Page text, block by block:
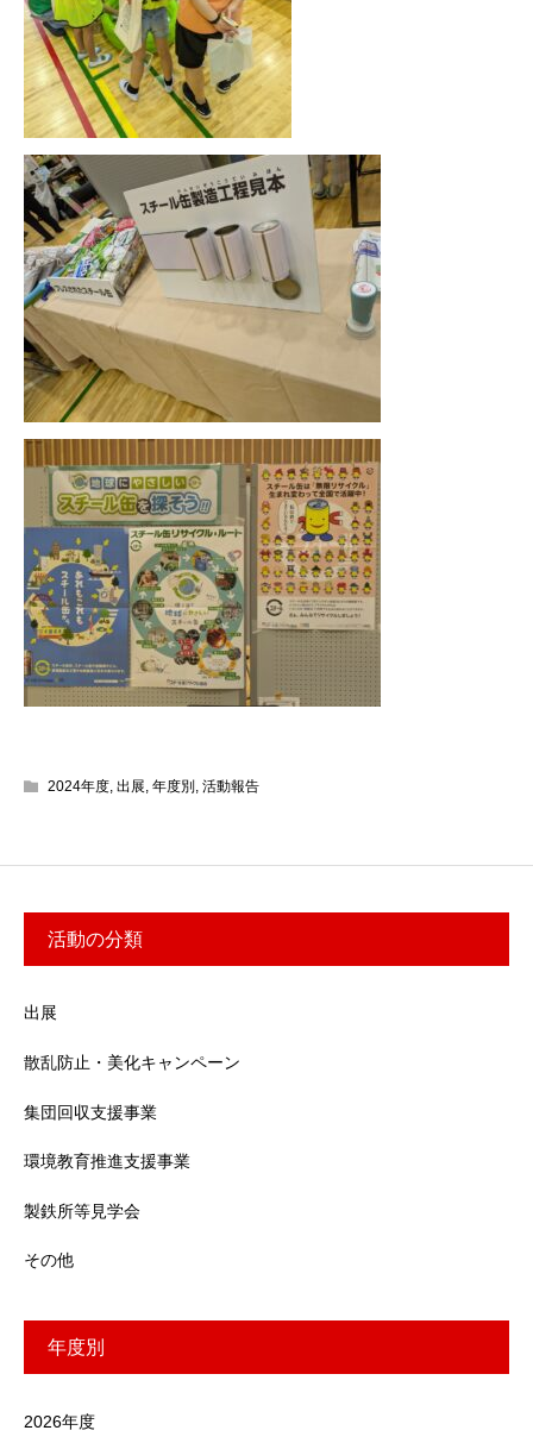
2024年度, 出展, 年度別 , 活動報告
活動の分類
出展
散乱防止・美化キャンペーン
集団回収支援事業
環境教育推進支援事業
製鉄所等見学会
その他
年度別
2026年度